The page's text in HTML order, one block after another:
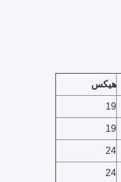
هيكس
19
19
24
24